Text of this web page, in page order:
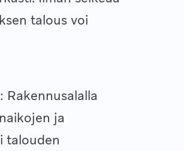
talous voi
: Rakennusalalla
ja
talouden